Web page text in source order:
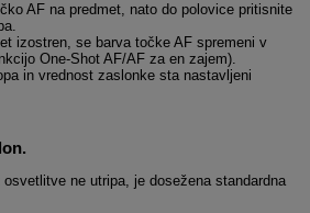
AF na predmet, nato do polovice pritisnite
izostren, se barva točke AF spremeni v
One-Shot AF/AF za en zajem).
in vrednost zaslonke sta nastavljeni
osvetlitve ne utripa, je dosežena standardna